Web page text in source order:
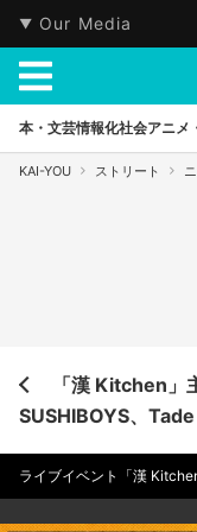
Our Media
本・文芸情報化社会アニメ
KAI-YOU ストリート
「漢 Kitchen」
SUSHIBOYS、
ライブイベント「漢